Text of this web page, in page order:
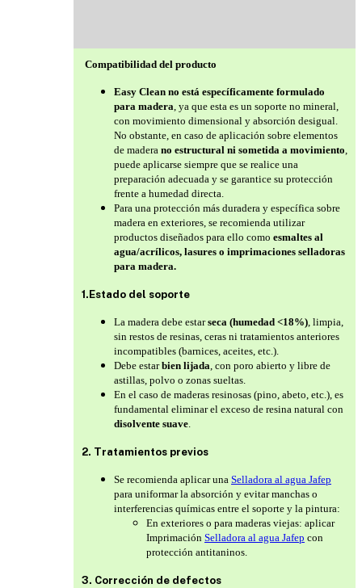
Compatibilidad del producto
Easy Clean no está específicamente formulado
para madera , ya que esta es un soporte no mineral,
con movimiento dimensional y absorción desigual.
No obstante, en caso de aplicación sobre elementos
de madera no estructural ni sometida a movimiento
puede aplicarse siempre que se realice una
preparación adecuada y se garantice su protección
frente a humedad directa.
Para una protección más duradera y específica sobre
madera en exteriores, se recomienda utilizar
productos diseñados para ello como esmaltes al
agua/acrílicos, lasures o imprimaciones selladoras
para madera.
1.Estado del soporte
La madera debe estarseca (humedad <18%) , limpia,
sin restos de resinas, ceras ni tratamientos anteriores
incompatibles (barnices, aceites, etc.).
Debe estarbien lijada , con poro abierto y libre de
astillas, polvo o zonas sueltas.
En el caso de maderas resinosas (pino, abeto, etc.), es
fundamental eliminar el exceso de resina natural con
disolvente suave
2. Tratamientos previos
Se recomienda aplicar una Selladora al agua Jafep
para uniformar la absorción y evitar manchas o
interferencias químicas entre el soporte y la pintura:
En exteriores o para maderas viejas: aplicar
Imprimación Selladora al agua Jafep con
protección antitaninos.
3. Corrección de defectos